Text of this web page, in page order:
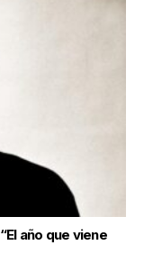
año que viene